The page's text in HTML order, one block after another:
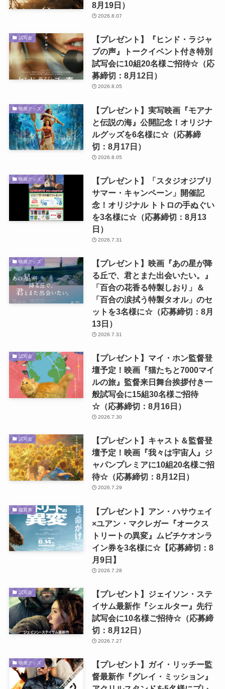
8月19日）
2026.8.07
試写会
【プレゼント】『ヒンド・ラジャ
ブの声』トークイベント付き特別
試写会に10組20名様ご招待☆（応
募締切：8月12日）
2026.8.05
映画グッズ
【プレゼント】実写映画『モアナ
と伝説の海』公開記念！オリジナ
ルグッズを6名様に☆（応募締
切：8月17日）
2026.8.05
映画グッズ
【プレゼント】「スタジオジブリ
サマー・キャンペーン」開催記
念！オリジナル トトロの手ぬぐい
を3名様に☆（応募締切：8月13
日）
2026.7.31
映画グッズ
【プレゼント】映画『あの星が降
る丘で、君とまた出会いたい。』
「百合の花香る特製しおり」＆
「百合の涙拭う特製タオル」のセ
ットを3名様に☆（応募締切：8月
13日）
2026.7.31
試写会
【プレゼント】マイ・ホン監督登
壇予定！映画『猫たちと7000マイ
ルの旅』監督来日舞台挨拶付き一
般試写会に15組30名様ご招待
☆（応募締切：8月16日）
2026.7.30
試写会
【プレゼント】キャスト＆監督登
壇予定！映画『我々は宇宙人』ジ
ャパンプレミアに10組20名様ご招
待☆（応募締切：8月12日）
2026.7.29
鑑賞券
【プレゼント】アン・ハサウェイ
×ユアン・マクレガー『オークス
トリートの異変』ムビチケオンラ
イン券を3名様に☆【応募締切：8
月9日】
2026.7.28
試写会
【プレゼント】ジェイソン・ステ
イサム最新作『シェルター』先行
試写会に10名様ご招待☆（応募締
切：8月12日）
2026.7.27
映画グッズ
【プレゼント】ガイ・リッチー監
督最新作『グレイ・ミッション』